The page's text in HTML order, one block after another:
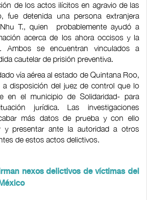
de los actos ilícitos en agravio de las
fue detenida una persona extranjera
T., quien probablemente ayudó a
acerca de los ahora occisos y la
Ambos se encuentran vinculados a
cautelar de prisión preventiva.
vía aérea al estado de Quintana Roo,
disposición del juez de control que lo
en el municipio de Solidaridad- para
jurídica. Las investigaciones
más datos de prueba y con ello
y presentar ante la autoridad a otros
de estos actos delictivos.
nexos delictivos de víctimas del